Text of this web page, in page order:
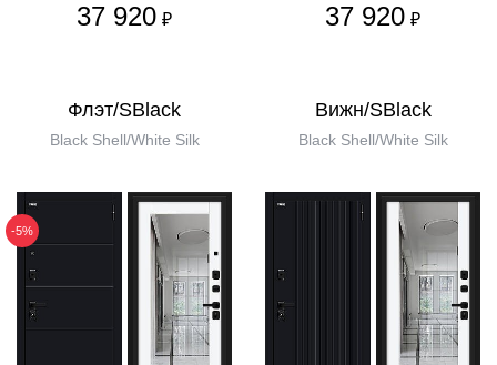
37 920 ₽ 37 920 ₽
Флэт/SBlack
Black Shell/White Silk
-5%
Вижн/SBlack
Black Shell/White Silk